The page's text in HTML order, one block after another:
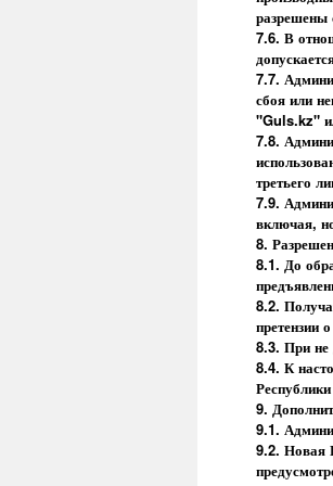
разрешены
7.6. В
7.7.
сбоя или
"Guls.kz"
7.8.
третьего
7.9.
включая,
8.
8.1. До
8.2.
претензии
8.3. При не
8.4. К
9.
9.1.
9.2. Новая